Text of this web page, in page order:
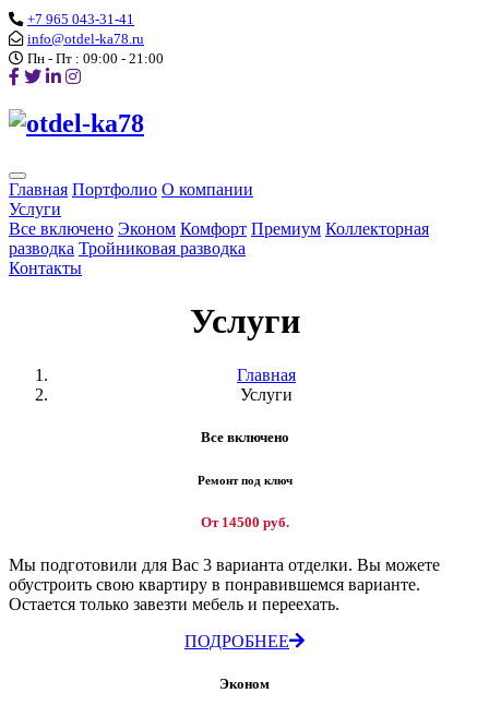
+7 965 043-31-41
info@otdel-ka78.ru
Пн - Пт : 09:00 - 21:00
Главная Портфолио О компании
Услуги
Все включено Эконом Комфорт Премиум Коллекторная
разводка Тройниковая разводка
Контакты
Услуги
Главная
Услуги
Все включено
Ремонт под ключ
От 14500 руб.
Мы подготовили для Вас 3 варианта отделки. Вы можете
обустроить свою квартиру в понравившемся варианте.
Остается только завезти мебель и переехать.
ПОДРОБНЕЕ
Эконом